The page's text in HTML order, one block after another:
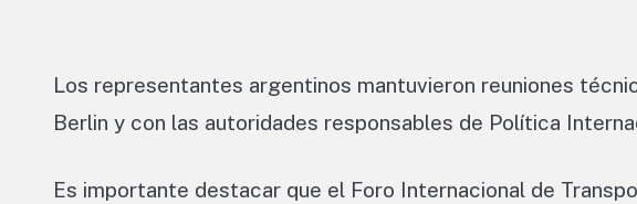
Los representantes argentinos mantuvieron reuniones
Berlin y con las autoridades responsables de Política
Es importante destacar que el Foro Internacional de